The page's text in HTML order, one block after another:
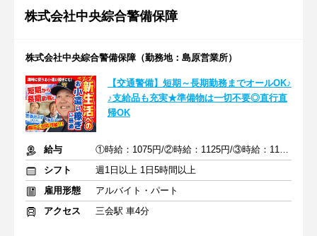
株式会社中央綜合警備保障
株式会社中央綜合警備保障（勤務地：島原営業所）
【交通警備】短期～長期勤務までオールOK♪
♪支給品も充実★準備物は一切不要◎直行直
帰OK
給与
①時給：1075円/②時給：1125円/③時給：1175円
シフト
週1日以上 1日5時間以上
雇用形態
アルバイト・パート
アクセス
三会駅 車4分